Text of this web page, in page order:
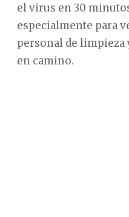
el virus en 30
especialmente para
personal de limpieza
en camino.